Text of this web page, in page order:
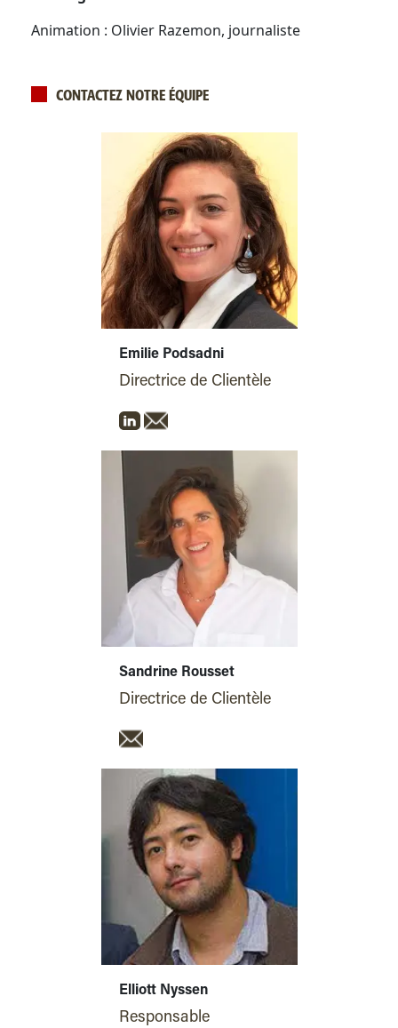
Animation : Olivier Razemon, journaliste
CONTACTEZ NOTRE ÉQUIPE
Emilie Podsadni
Directrice de Clientèle
Sandrine Rousset
Directrice de Clientèle
Elliott Nyssen
Responsable